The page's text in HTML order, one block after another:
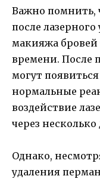
Важно помнить,
после
макияжа бровей
времени. После
могут
нормальные
воздействие
через несколько
Однако,
удаления